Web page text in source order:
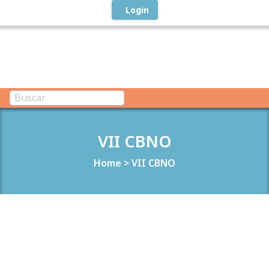
Login
VII CBNO
Home >VII CBNO